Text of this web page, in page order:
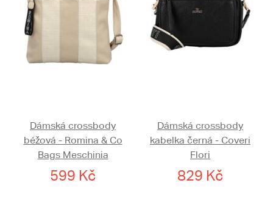
Dámská crossbody
béžová - Romina & Co
Bags Meschinia
599 Kč
Dámská crossbody
kabelka černá - Coveri
Flori
829 Kč